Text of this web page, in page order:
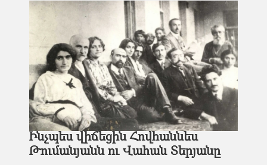
Ինչպես վիճեցին Հովհաննես
Թումանյանն ու Վահան Տերյանը